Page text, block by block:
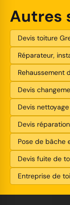
Autres
Devis toiture
Réparateur,
Rehaussement
Devis
Devis
Devis
Pose de bâche
Devis fuite de
Entreprise de